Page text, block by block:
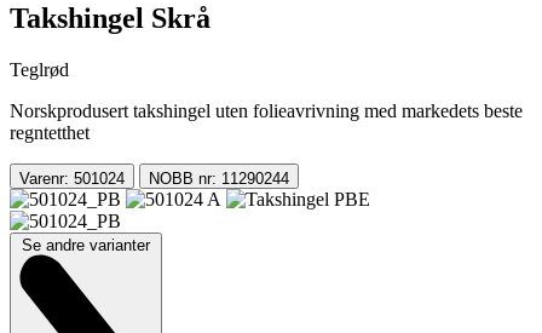
Takshingel Skrå
Teglrød
Norskprodusert takshingel uten folieavrivning med markedets beste
regntetthet
Varenr: 501024 NOBB nr: 11290244
Se andre varianter